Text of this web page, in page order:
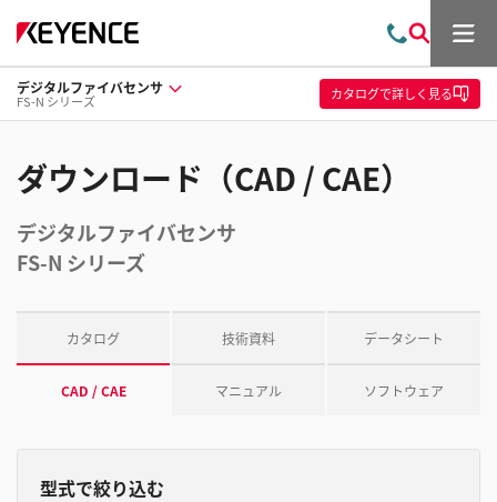
問
い
合
わ
索
メ
ュ
ー
デジタルファイバセンサ
FS-N シリーズ カタログで詳しく見る
ダウンロード（CAD / CAE）
デジタルファイバセンサ
FS-N シリーズ
カタログ 技術資料 データシート
CAD / CAE マニュアル ソフトウェア
型式で絞り込む